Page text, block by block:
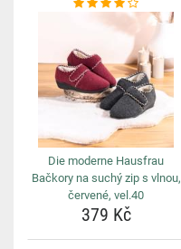
Die moderne Hausfrau
Bačkory na suchý zip s vlnou,
červené, vel.40
379 Kč